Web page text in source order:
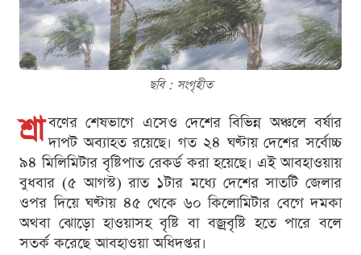
ছবি : সংগৃহীত
শ্রা বণের শেষভাগে এসেও দেশের বিভিন্ন অঞ্চলে বর্ষার
দাপট অব্যাহত রয়েছে। গত ২৪ ঘণ্টায় দেশের সর্বোচ্চ
৯৪ মিলিমিটার বৃষ্টিপাত রেকর্ড করা হয়েছে। এই আবহাওয়ায়
বুধবার (৫ আগস্ট) রাত ১টার মধ্যে দেশের সাতটি জেলার
ওপর দিয়ে ঘণ্টায় ৪৫ থেকে ৬০ কিলোমিটার বেগে দমকা
অথবা ঝোড়ো হাওয়াসহ বৃষ্টি বা বজ্রবৃষ্টি হতে পারে বলে
সতর্ক করেছে আবহাওয়া অধিদপ্তর।